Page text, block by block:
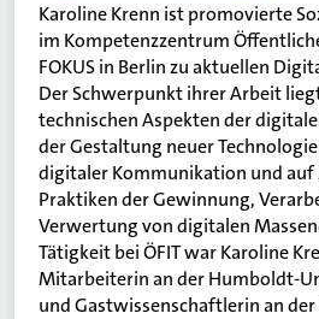
Karoline Krenn ist promovierte
im Kompetenzzentrum
FOKUS in Berlin zu aktuellen
Der Schwerpunkt ihrer Arbeit
technischen Aspekten der
der Gestaltung neuer
digitaler Kommunikation und auf
Praktiken der Gewinnung,
Verwertung von digitalen
Tätigkeit bei ÖFIT war Karoline
Mitarbeiterin an der Humboldt-
und Gastwissenschaftlerin an der